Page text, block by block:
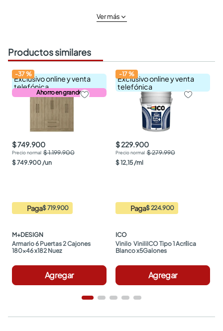
Ver más
Productos similares
Exclusivo online y venta
telefónica
Ahorro en grande
-37%
$ 749.900
$ 1.199.900
$749.900 /un
Paga$ 719.900
M+DESIGN
Armario 6 Puertas 2 Cajones
180x46 x182 Nuez
Agregar
Exclusivo online y venta
telefónica
-17%
$ 229.900
$ 279.990
$12,15 /ml
Paga$ 224.900
ICO
Vinilo  ViniliICO Tipo 1 Acrílica
Blanco x5Galones
Agregar